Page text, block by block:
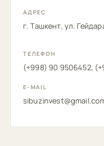
АДРЕС
г. Ташкент, ул.
ТЕЛЕФОН
(+998) 90 9506452,
E-MAIL